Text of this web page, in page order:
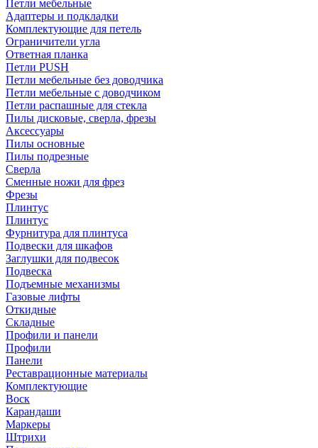
Петли мебельные
Адаптеры и подкладки
Комплектующие для петель
Ограничители угла
Ответная планка
Петли PUSH
Петли мебельные без доводчика
Петли мебельные с доводчиком
Петли распашные для стекла
Пилы дисковые, сверла, фрезы
Аксессуары
Пилы основные
Пилы подрезные
Сверла
Сменные ножи для фрез
Фрезы
Плинтус
Плинтус
Фурнитура для плинтуса
Подвески для шкафов
Заглушки для подвесок
Подвеска
Подъемные механизмы
Газовые лифты
Откидные
Складные
Профили и панели
Профили
Панели
Реставрационные материалы
Комплектующие
Воск
Карандаши
Маркеры
Штрихи